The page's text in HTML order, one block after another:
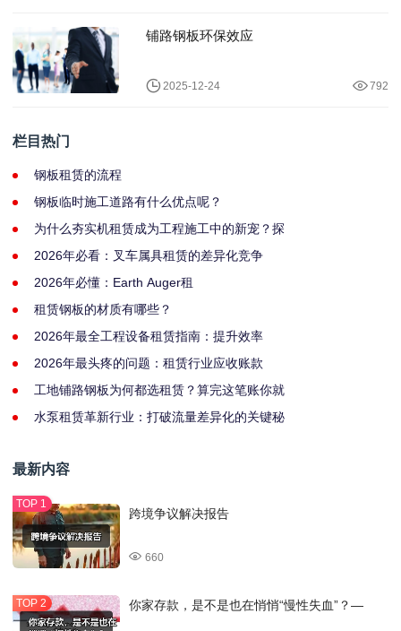
铺路钢板环保效应
2025-12-24 792
栏目热门
钢板租赁的流程
钢板临时施工道路有什么优点呢？
为什么夯实机租赁成为工程施工中的新宠？探
2026年必看：叉车属具租赁的差异化竞争
2026年必懂：Earth Auger租
租赁钢板的材质有哪些？
2026年最全工程设备租赁指南：提升效率
2026年最头疼的问题：租赁行业应收账款
工地铺路钢板为何都选租赁？算完这笔账你就
水泵租赁革新行业：打破流量差异化的关键秘
最新内容
跨境争议解决报告
660
你家存款，是不是也在悄悄“慢性失血”？—